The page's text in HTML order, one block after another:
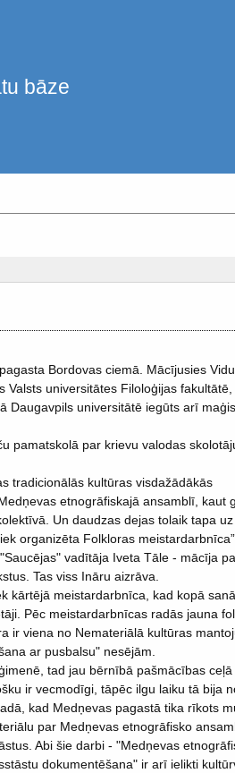
bāze
Bordovas ciemā. Mācījusies
universitātes Filoloģijas
Daugavpils universitātē iegūts arī
pamatskolā par krievu valodas
tradicionālās kultūras visdažādākās
etnogrāfiskajā ansamblī, kaut
Un daudzas dejas tolaik tapa uz
organizēta Folkloras
vadītāja Iveta Tāle - mācīja
Tas viss Ināru aizrāva.
kārtējā meistardarbnīca, kad kopā
Pēc meistardarbnīcas radās jauna
ir viena no Nemateriālā kultūras
ar pusbalsu" nesējām.
tad jau bērnībā pašmācības
ir vecmodīgi, tāpēc ilgu laiku tā bija
kad Medņevas pagastā tika rīkots
par Medņevas etnogrāfisko
Abi šie darbi - "Medņevas
dokumentēšana" ir arī ielikti